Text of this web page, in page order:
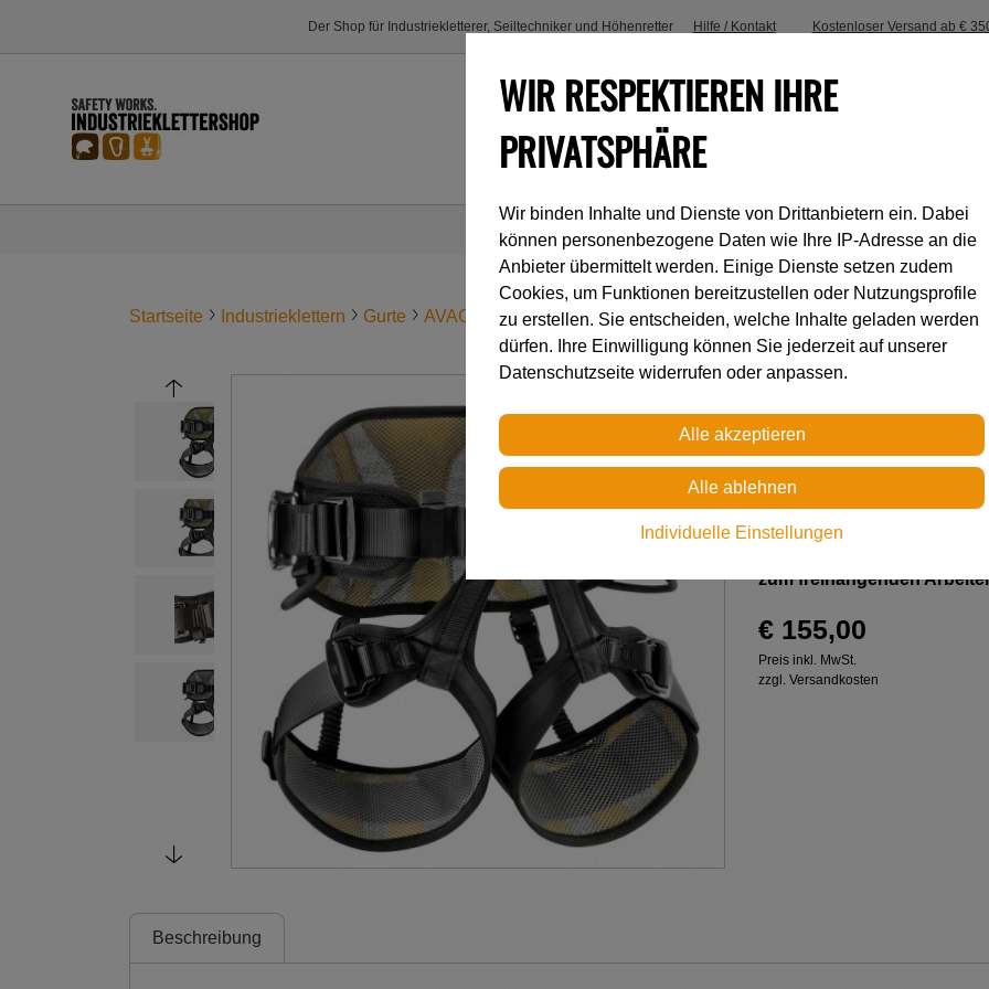
Der Shop für Industriekletterer, Seiltechniker und Höhenretter Hilfe / Kontakt Kostenloser Versand ab €
Industrieklettern Accessoires
Startseite Industrieklettern Gurte AVAO® SIT
Petzl
AVAO® SIT
Komfortabler Sitz- und
zum freihängenden
€ 155,00
Preis inkl. MwSt.
zzgl. Versandkosten
Beschreibung
WIR RESPEKTIEREN IHRE
PRIVATSPHÄRE
Wir binden Inhalte und Dienste von Drittanbietern ein. Dabei
können personenbezogene Daten wie Ihre IP-Adresse an die
Anbieter übermittelt werden. Einige Dienste setzen zudem
Cookies, um Funktionen bereitzustellen oder Nutzungsprofile
zu erstellen. Sie entscheiden, welche Inhalte geladen werden
dürfen. Ihre Einwilligung können Sie jederzeit auf unserer
Datenschutzseite widerrufen oder anpassen.
Individuelle Einstellungen